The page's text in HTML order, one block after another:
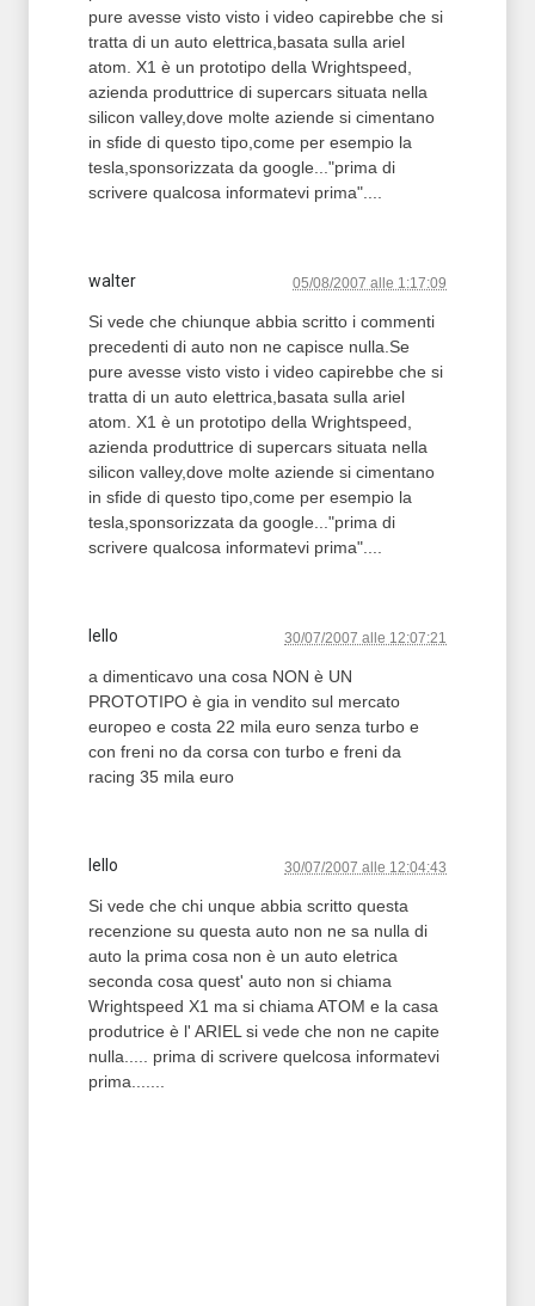
pure avesse visto visto i video capirebbe che si
tratta di un auto elettrica,basata sulla ariel
atom. X1 è un prototipo della Wrightspeed,
azienda produttrice di supercars situata nella
silicon valley,dove molte aziende si cimentano
in sfide di questo tipo,come per esempio la
tesla,sponsorizzata da google..."prima di
scrivere qualcosa informatevi prima"....
walter 05/08/2007 alle 1:17:09
Si vede che chiunque abbia scritto i commenti
precedenti di auto non ne capisce nulla.Se
pure avesse visto visto i video capirebbe che si
tratta di un auto elettrica,basata sulla ariel
atom. X1 è un prototipo della Wrightspeed,
azienda produttrice di supercars situata nella
silicon valley,dove molte aziende si cimentano
in sfide di questo tipo,come per esempio la
tesla,sponsorizzata da google..."prima di
scrivere qualcosa informatevi prima"....
lello 30/07/2007 alle 12:07:21
a dimenticavo una cosa NON è UN
PROTOTIPO è gia in vendito sul mercato
europeo e costa 22 mila euro senza turbo e
con freni no da corsa con turbo e freni da
racing 35 mila euro
lello 30/07/2007 alle 12:04:43
Si vede che chi unque abbia scritto questa
recenzione su questa auto non ne sa nulla di
auto la prima cosa non è un auto eletrica
seconda cosa quest' auto non si chiama
Wrightspeed X1 ma si chiama ATOM e la casa
produtrice è l' ARIEL si vede che non ne capite
nulla..... prima di scrivere quelcosa informatevi
prima.......